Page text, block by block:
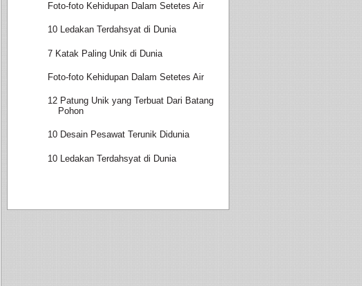
Foto-foto Kehidupan Dalam Setetes Air
10 Ledakan Terdahsyat di Dunia
7 Katak Paling Unik di Dunia
Foto-foto Kehidupan Dalam Setetes Air
12 Patung Unik yang Terbuat Dari Batang
Pohon
10 Desain Pesawat Terunik Didunia
10 Ledakan Terdahsyat di Dunia